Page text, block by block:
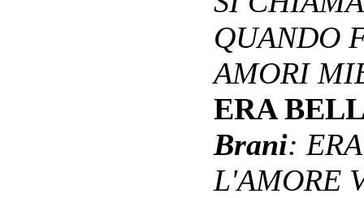
QUANDO
AMORI
ERA
Brani:
L'AMORE